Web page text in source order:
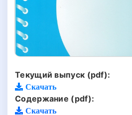
Текущий выпуск (pdf):
Скачать
Содержание (pdf):
Скачать